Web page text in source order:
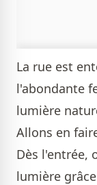
La rue est
l'abondante
lumière
Allons en
Dès l'entrée,
lumière